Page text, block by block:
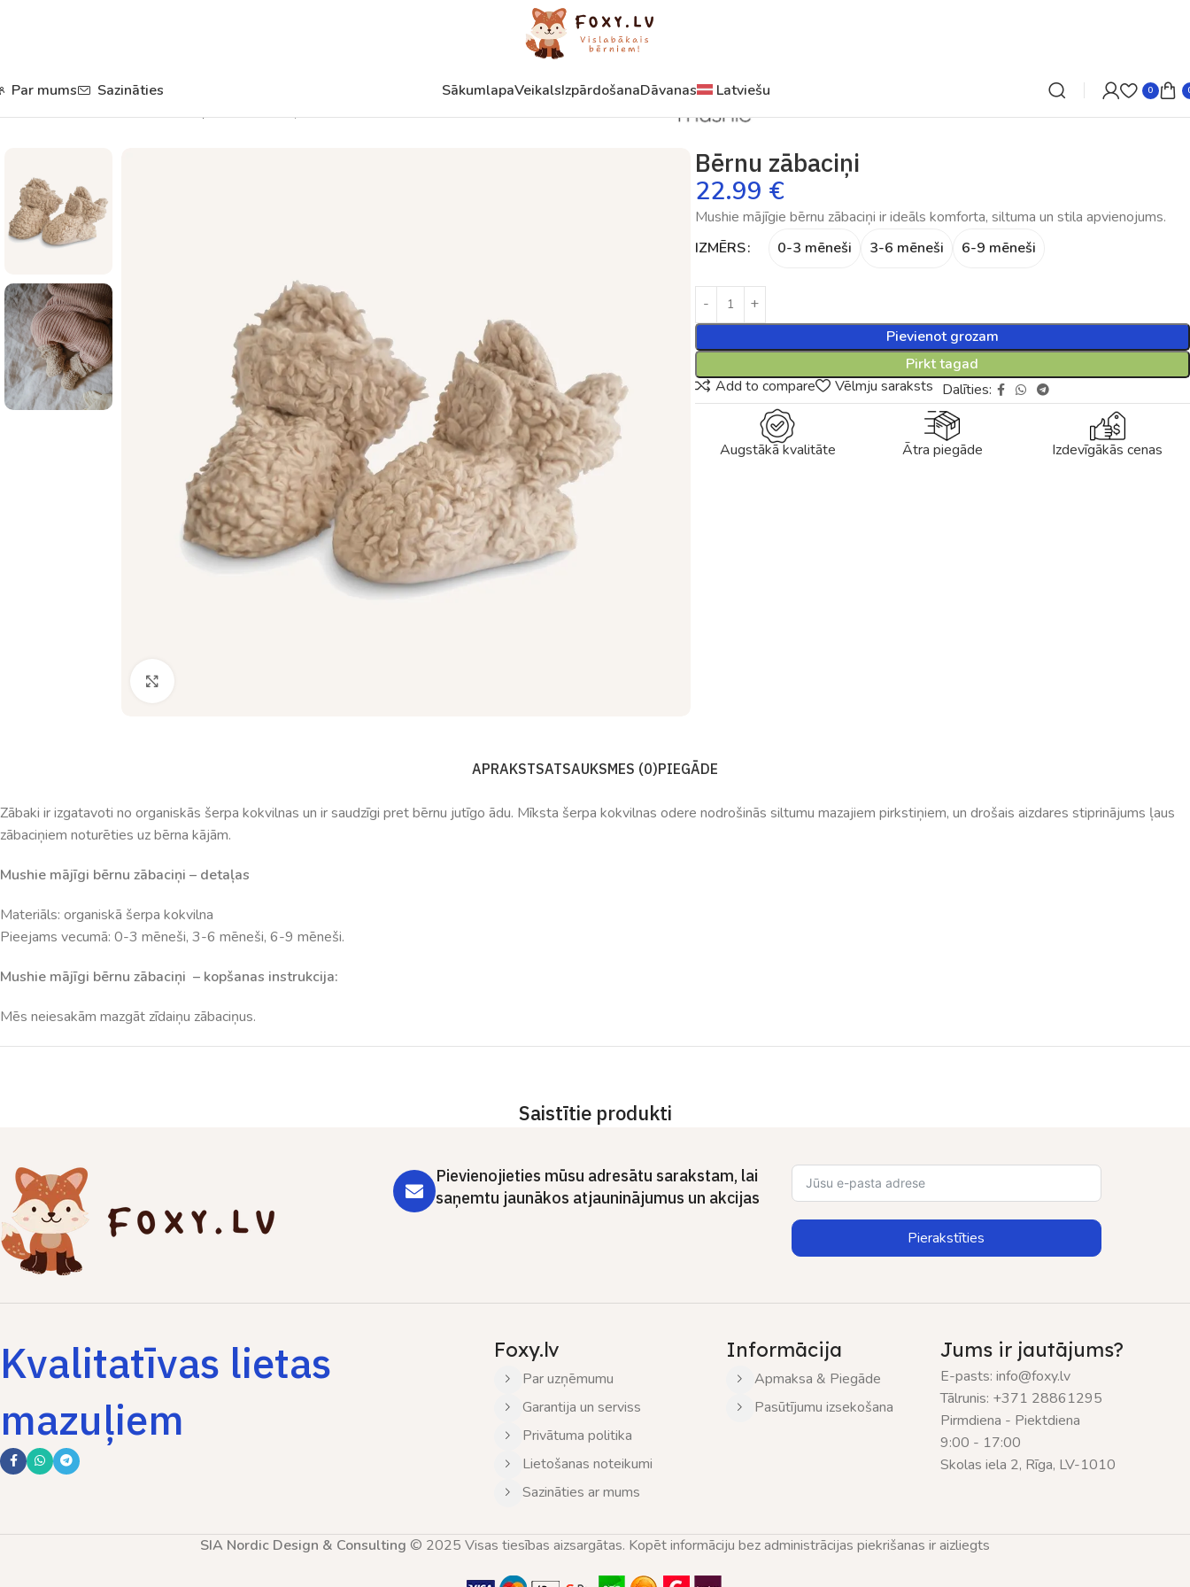
Par mums Sazināties SākumlapaVeikalsIzpārdošanaDāvanas Latviešu 0
Bērnu zābaciņi
22.99 €
Mushie mājīgie bērnu zābaciņi ir ideāls komforta, siltuma un stila apvienojums.
IZMĒRS
0-3 mēneši 3-6 mēneši 6-9 mēneši
Pievienot grozam
Pirkt tagad
Add to compare
Vēlmju saraksts Dalīties:
Augstākā kvalitāte Ātra piegāde Izdevīgākās cenas
APRAKSTSATSAUKSMES (0)PIEGĀDE
Zābaki ir izgatavoti no organiskās šerpa kokvilnas un ir saudzīgi pret bērnu jutīgo ādu. Mīksta šerpa kokvilnas odere nodrošinās siltumu mazajiem pirkstiņiem, un drošais aizdares stiprinājums ļaus
zābaciņiem noturēties uz bērna kājām.
Mushie mājīgi bērnu zābaciņi – detaļas
Materiāls: organiskā šerpa kokvilna
Pieejams vecumā: 0-3 mēneši, 3-6 mēneši, 6-9 mēneši.
Mushie mājīgi bērnu zābaciņi – kopšanas instrukcija:
Mēs neiesakām mazgāt zīdaiņu zābaciņus.
Saistītie produkti
Pievienojieties mūsu adresātu sarakstam, lai
saņemtu jaunākos atjauninājumus un akcijas
Pierakstīties
Kvalitatīvas lietas
mazuļiem
Foxy.lv
Par uzņēmumu
Garantija un serviss
Privātuma politika
Lietošanas noteikumi
Sazināties ar mums
Informācija
Apmaksa & Piegāde
Pasūtījumu izsekošana
Jums ir jautājums?
E-pasts: info@foxy.lv
Tālrunis: +371 28861295
Pirmdiena - Piektdiena
9:00 - 17:00
Skolas iela 2, Rīga, LV-1010
SIA Nordic Design & Consulting © 2025 Visas tiesības aizsargātas. Kopēt informāciju bez administrācijas piekrišanas ir aizliegts